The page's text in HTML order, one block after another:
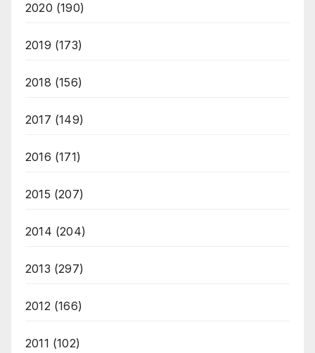
2020 (190)
2019 (173)
2018 (156)
2017 (149)
2016 (171)
2015 (207)
2014 (204)
2013 (297)
2012(166)
2011 (102)